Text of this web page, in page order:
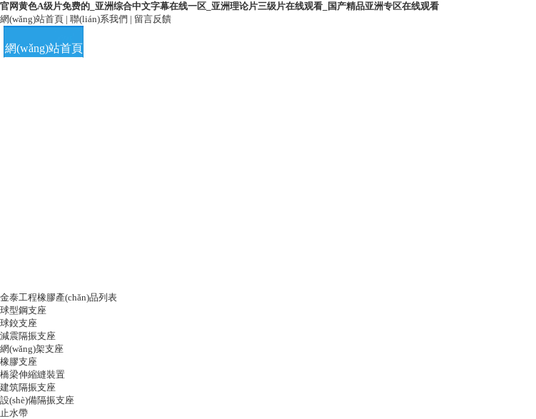
官网黄色A级片免费的_亚洲综合中文字幕在线一区_亚洲理论片三级片在线观看_国产精品亚洲专区在线观看
網(wǎng)站首頁 | 聯(lián)系我們 | 留言反饋
網(wǎng)站首頁
金泰工程橡膠產(chǎn)品列表
球型鋼支座
球鉸支座
減震隔振支座
網(wǎng)架支座
橡膠支座
橋梁伸縮縫裝置
建筑隔振支座
設(shè)備隔振支座
止水帶